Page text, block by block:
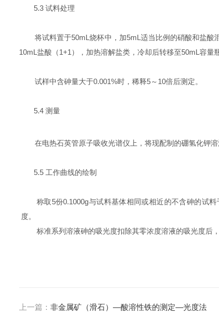
5.3 试料处理
将试料置于50mL烧杯中，加5mL适当比例的硝酸和盐酸
10mL盐酸（1+1 ），加热溶解盐类，冷却后转移至50mL容量
试样中含砷量大于0.001%时，稀释5～ 10倍后测定。
5.4 测量
在电热石英管原子吸收光谱仪上，将现配制的硼氢化钾
5.5 工作曲线的绘制
称取 5份0.1000g与试料基体相同或相近的不含砷的试料
度。
标准系列溶液砷的吸光度扣除其零浓度溶液的吸光度后
上一篇： 非金属矿（滑石）—酸溶性铁的测定—光度法